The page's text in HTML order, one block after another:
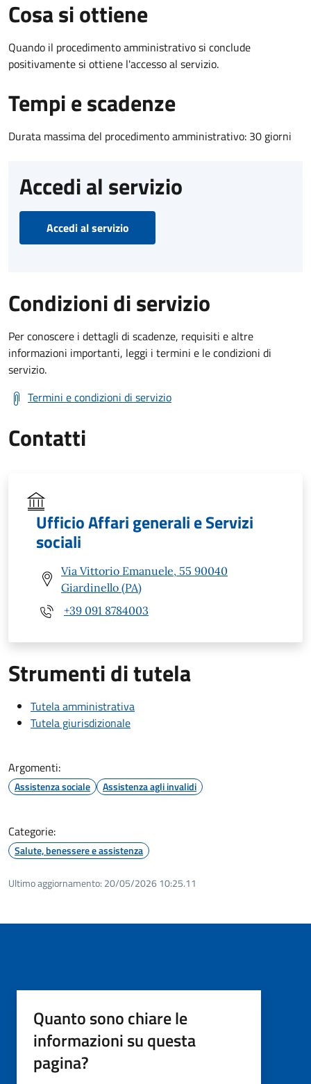
Cosa si ottiene
Quando il procedimento amministrativo si conclude
positivamente si ottiene l'accesso al servizio.
Tempi e scadenze
Durata massima del procedimento amministrativo: 30 giorni
Accedi al servizio
Accedi al servizio
Condizioni di servizio
Per conoscere i dettagli di scadenze, requisiti e altre
informazioni importanti, leggi i termini e le condizioni di
servizio.
Termini e condizioni di servizio
Contatti
Ufficio Affari generali e Servizi
sociali
Via Vittorio Emanuele, 55 90040
Giardinello (PA)
+39 091 8784003
Strumenti di tutela
Tutela amministrativa
Tutela giurisdizionale
Argomenti:
Assistenza sociale Assistenza agli invalidi
Categorie:
Salute, benessere e assistenza
Ultimo aggiornamento: 20/05/2026 10:25.11
Quanto sono chiare le
informazioni su questa
pagina?